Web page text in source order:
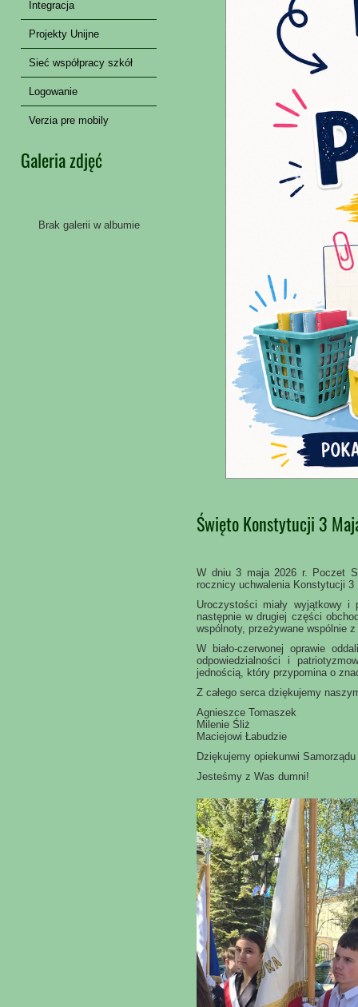
Integracja
Projekty Unijne
Sieć współpracy szkół
Logowanie
Verzia pre mobily
Galeria zdjęć
Brak galerii w albumie
Święto Konstytucji 3
W dniu 3 maja 2026 r. Poczet
rocznicy uchwalenia Konstytucji
Uroczystości miały wyjątkowy i
następnie w drugiej części
wspólnoty, przeżywane wspólnie
W biało-czerwonej oprawie
odpowiedzialności i
jednością, który przypomina o
Z całego serca dziękujemy
Agnieszce Tomaszek
Milenie Śliż
Maciejowi Łabudzie
Dziękujemy opiekunwi
Jesteśmy z Was dumni!